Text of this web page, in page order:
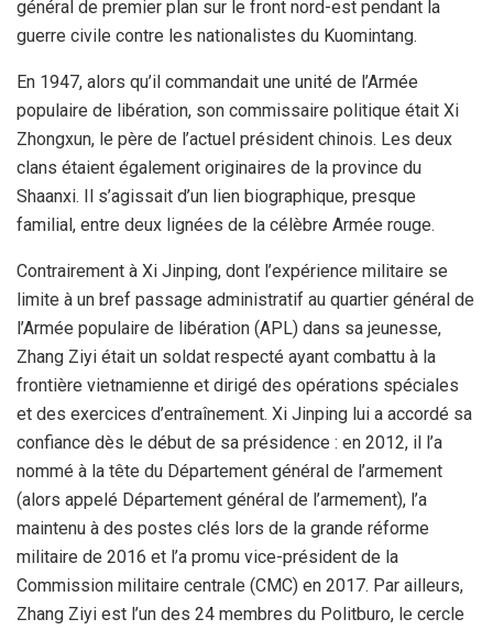
général de premier plan sur le front nord-est pendant la
guerre civile contre les nationalistes du Kuomintang.
En 1947, alors qu’il commandait une unité de l’Armée
populaire de libération, son commissaire politique était Xi
Zhongxun, le père de l’actuel président chinois. Les deux
clans étaient également originaires de la province du
Shaanxi. Il s’agissait d’un lien biographique, presque
familial, entre deux lignées de la célèbre Armée rouge.
Contrairement à Xi Jinping, dont l’expérience militaire se
limite à un bref passage administratif au quartier général de
l’Armée populaire de libération (APL) dans sa jeunesse,
Zhang Ziyi était un soldat respecté ayant combattu à la
frontière vietnamienne et dirigé des opérations spéciales
et des exercices d’entraînement. Xi Jinping lui a accordé sa
confiance dès le début de sa présidence : en 2012, il l’a
nommé à la tête du Département général de l’armement
(alors appelé Département général de l’armement), l’a
maintenu à des postes clés lors de la grande réforme
militaire de 2016 et l’a promu vice-président de la
Commission militaire centrale (CMC) en 2017. Par ailleurs,
Zhang Ziyi est l’un des 24 membres du Politburo, le cercle